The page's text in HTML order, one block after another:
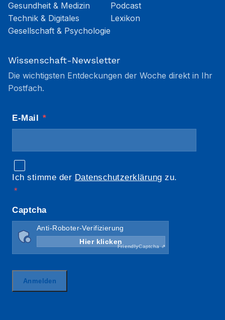
Gesundheit & Medizin
Technik & Digitales
Gesellschaft & Psychologie
Podcast
Lexikon
Wissenschaft-Newsletter
Die wichtigsten Entdeckungen der Woche direkt in Ihr
Postfach.